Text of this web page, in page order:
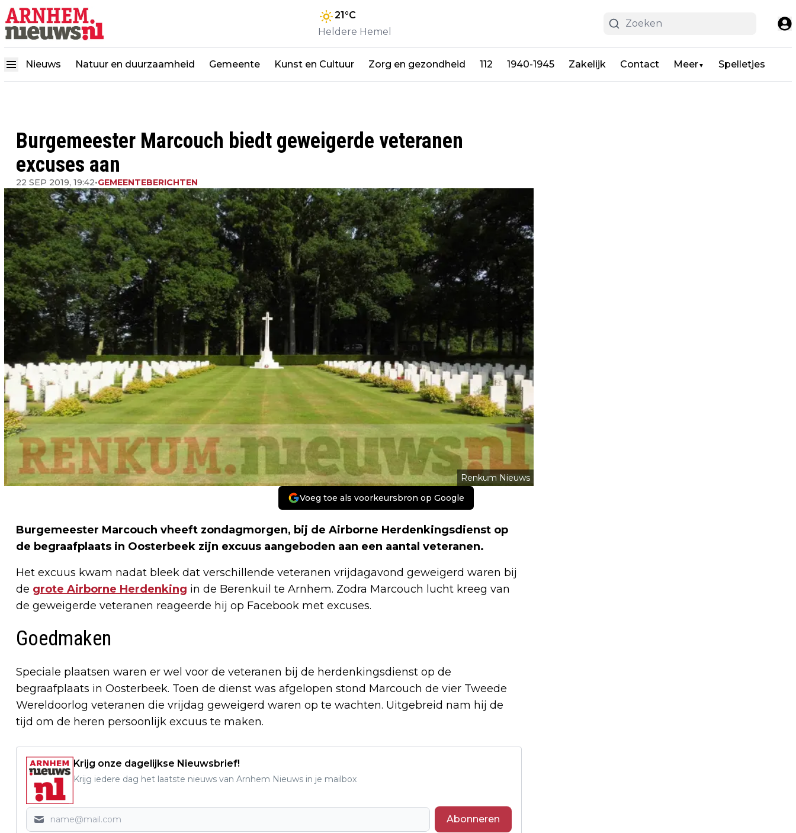
21°C
Heldere Hemel
Nieuws Natuur en duurzaamheid Gemeente Kunst en Cultuur Zorg en gezondheid 112 1940-1945 Zakelijk Contact Meer▼ Spelletjes
Burgemeester Marcouch biedt geweigerde veteranen
excuses aan
22 SEP 2019, 19:42•GEMEENTEBERICHTEN
Renkum Nieuws
Voeg toe als voorkeursbron op Google
Burgemeester Marcouch vheeft zondagmorgen, bij de Airborne Herdenkingsdienst op
de begraafplaats in Oosterbeek zijn excuus aangeboden aan een aantal veteranen.
Het excuus kwam nadat bleek dat verschillende veteranen vrijdagavond geweigerd waren bij
de grote Airborne Herdenking in de Berenkuil te Arnhem. Zodra Marcouch lucht kreeg van
de geweigerde veteranen reageerde hij op Facebook met excuses.
Goedmaken
Speciale plaatsen waren er wel voor de veteranen bij de herdenkingsdienst op de
begraafplaats in Oosterbeek. Toen de dienst was afgelopen stond Marcouch de vier Tweede
Wereldoorlog veteranen die vrijdag geweigerd waren op te wachten. Uitgebreid nam hij de
tijd om de heren persoonlijk excuus te maken.
Krijg onze dagelijkse Nieuwsbrief!
Krijg iedere dag het laatste nieuws van Arnhem Nieuws in je mailbox
Abonneren